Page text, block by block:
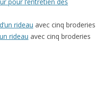
rideau avec cinq broderies
rideau avec cinq broderies